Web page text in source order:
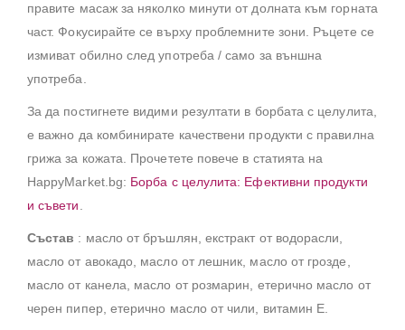
правите масаж за няколко минути от долната към горната
част. Фокусирайте се върху проблемните зони. Ръцете се
измиват обилно след употреба / само за външна
употреба.
За да постигнете видими резултати в борбата с целулита,
е важно да комбинирате качествени продукти с правилна
грижа за кожата. Прочетете повече в статията на
HappyMarket.bg: Борба с целулита: Ефективни продукти
и съвети.
Състав : масло от бръшлян, екстракт от водорасли,
масло от авокадо, масло от лешник, масло от грозде,
масло от канела, масло от розмарин, етерично масло от
черен пипер, етерично масло от чили, витамин Е.